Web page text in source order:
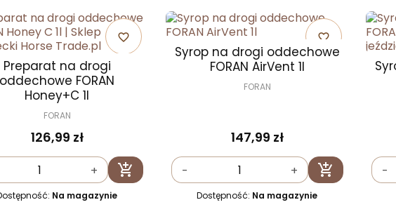
favorite_border
Preparat na drogi
oddechowe FORAN
Honey+C 1l
FORAN
126,99 zł
+ 
Dodaj do koszyka
Na magazynie
favorite_border
Syrop na drogi oddechowe
FORAN AirVent 1l
FORAN
147,99 zł
- + 
Dodaj do
Dostępność: Na magazynie
-